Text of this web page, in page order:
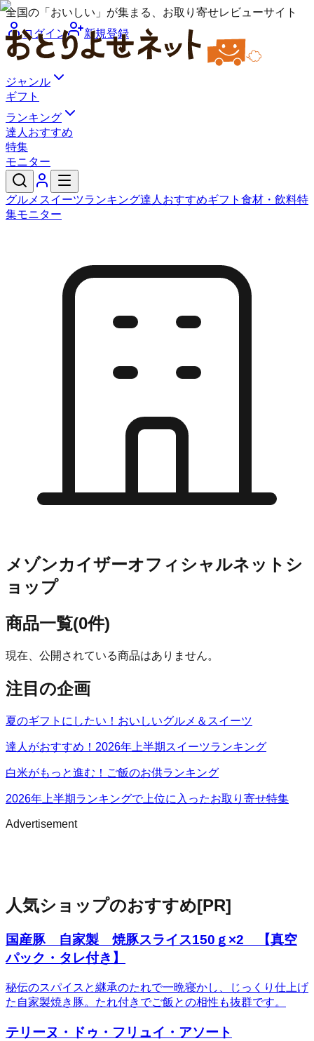
全国の「おいしい」が集まる、お取り寄せレビューサイト
ログイン
新規登録
ジャンル
ギフト
ランキング
達人おすすめ
特集
モニター
グルメ スイーツランキング達人おすすめギフト 食材・飲料特
集モニター
メゾンカイザーオフィシャルネットシ
ョップ
商品一覧(0件)
現在、公開されている商品はありません。
注目の企画
夏のギフトにしたい！おいしいグルメ＆スイーツ
達人がおすすめ！2026年上半期スイーツランキング
白米がもっと進む！ご飯のお供ランキング
2026年上半期ランキングで上位に入ったお取り寄せ特集
Advertisement
人気ショップのおすすめ[PR]
国産豚 自家製 焼豚スライス150ｇ×2 【真空
パック・タレ付き】
秘伝のスパイスと継承のたれで一晩寝かし、じっくり仕上げ
た自家製焼き豚。たれ付きでご飯との相性も抜群です。
テリーヌ・ドゥ・フリュイ・アソート